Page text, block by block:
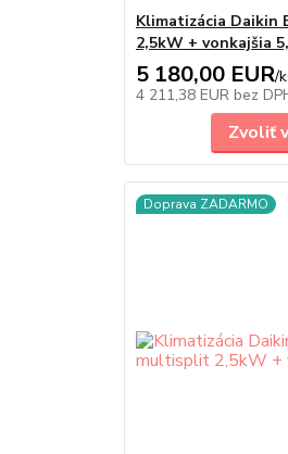
Klimatizácia Daikin
2,5kW + vonkajšia
5 180,00 EUR/
4 211,38 EUR bez
Zvoliť
Doprava ZADARMO